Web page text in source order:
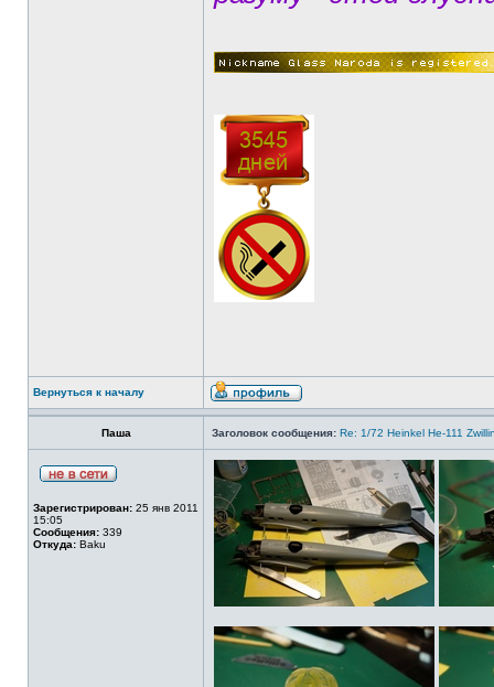
Вернуться к началу
Паша Заголовок сообщения: Re: 1/72 Heinkel He-111
Зарегистрирован: 25 янв 2011
15:05
Сообщения: 339
Откуда: Baku